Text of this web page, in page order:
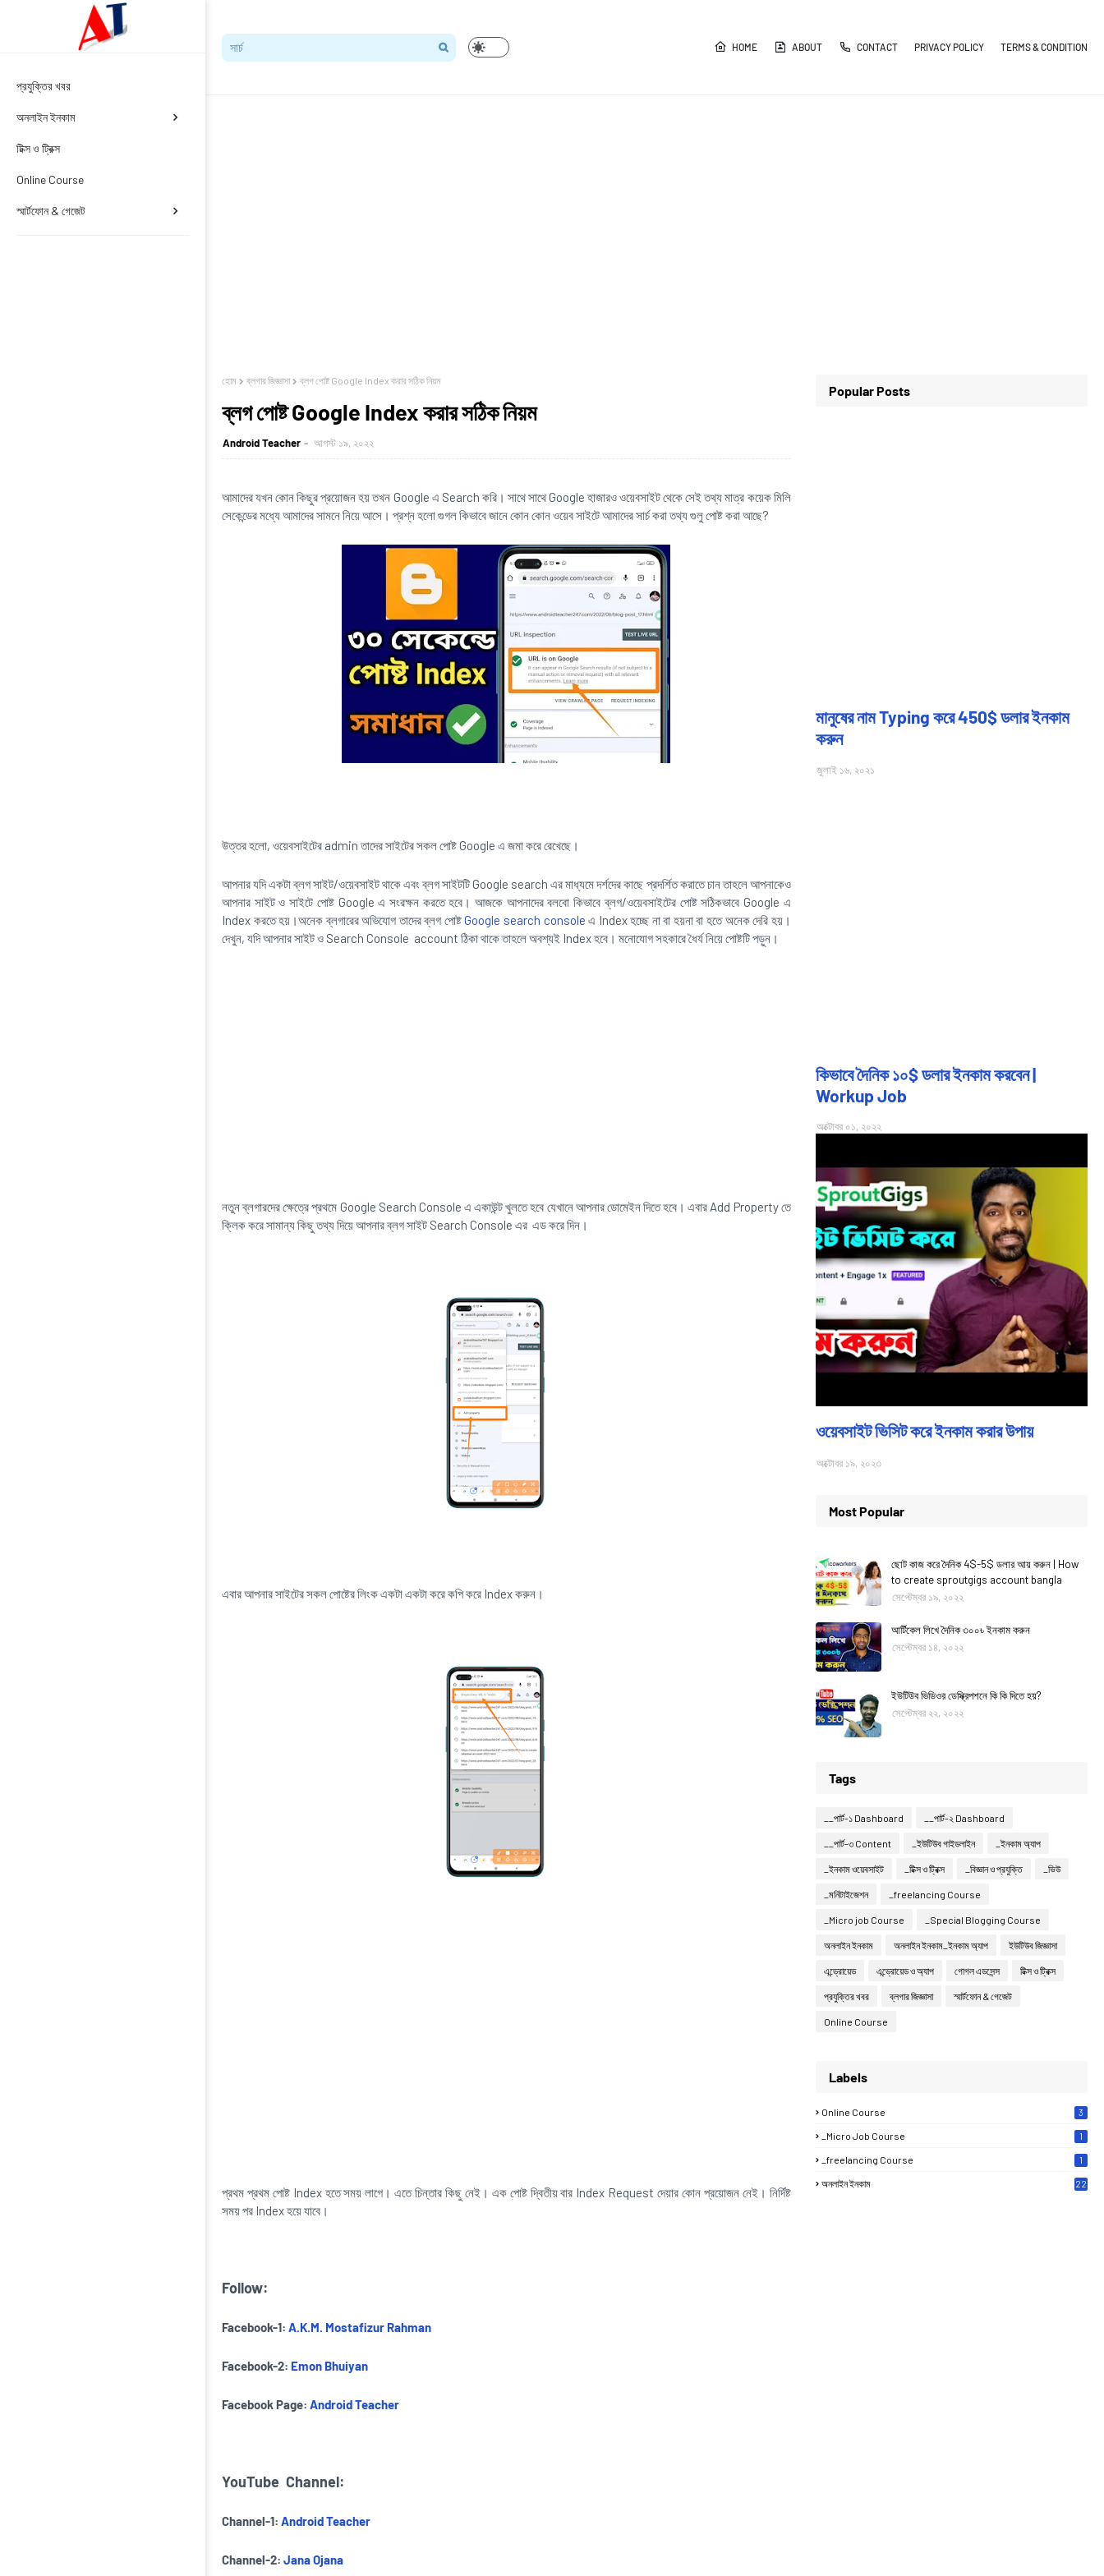
প্রযুক্তির খবর
অনলাইন ইনকাম
টিক্স ও ট্রিক্স
Online Course
স্মার্টফোন & গেজেট
HOME ABOUT CONTACT PRIVACY POLICY TERMS & CONDITION
হোম ব্লগার জিজ্ঞাসা ব্লগ পোষ্ট Google Index করার সঠিক নিয়ম
ব্লগ পোষ্ট Google Index করার সঠিক নিয়ম
Android Teacher আগস্ট ১৯, ২০২২
আমাদের যখন কোন কিছুর প্রয়োজন হয় তখন Google এ Search করি। সাথে সাথে Google হাজারও ওয়েবসাইট থেকে সেই তথ্য মাত্র কয়েক মিলি
সেকেন্ডের মধ্যে আমাদের সামনে নিয়ে আসে। প্রশ্ন হলো গুগল কিভাবে জানে কোন কোন ওয়েব সাইটে আমাদের সার্চ করা তথ্য গুলু পোষ্ট করা আছে?
উত্তর হলো, ওয়েবসাইটের admin তাদের সাইটের সকল পোষ্ট Google এ জমা করে রেখেছে।
আপনার যদি একটা ব্লগ সাইট/ওয়েবসাইট থাকে এবং ব্লগ সাইটটি Google search এর মাধ্যমে দর্শদের কাছে প্রদর্শিত করাতে চান তাহলে আপনাকেও
আপনার সাইট ও সাইটে পোষ্ট Google এ সংরক্ষন করতে হবে। আজকে আপনাদের বলবো কিভাবে ব্লগ/ওয়েবসাইটের পোষ্ট সঠিকভাবে Google এ
Index করতে হয়।অনেক ব্লগারের অভিযোগ তাদের ব্লগ পোষ্টGoogle search console এ Index হচ্ছে না বা হয়না বা হতে অনেক দেরি হয়।
দেখুন, যদি আপনার সাইট ও Search Console account ঠিকা থাকে তাহলে অবশ্যই Index হবে। মনোযোগ সহকারে ধৈর্য নিয়ে পোষ্টটি পড়ুন।
নতুন ব্লগারদের ক্ষেত্রে প্রথমে Google Search Console এ একাউন্ট খুলতে হবে যেখানে আপনার ডোমেইন দিতে হবে। এবার Add Property তে
ক্লিক করে সামান্য কিছু তথ্য দিয়ে আপনার ব্লগ সাইট Search Console এর এড করে দিন।
এবার আপনার সাইটের সকল পোষ্টের লিংক একটা একটা করে কপি করে Index করুন।
প্রথম প্রথম পোষ্ট Index হতে সময় লাগে। এতে চিন্তার কিছু নেই। এক পোষ্ট দ্বিতীয় বার Index Request দেয়ার কোন প্রয়োজন নেই। নির্দিষ্ট
সময় পর Index হয়ে যাবে।
Follow:
Facebook-1: A.K.M. Mostafizur Rahman
Facebook-2: Emon Bhuiyan
Facebook Page: Android Teacher
YouTube Channel:
Channel-1: Android Teacher
Channel-2: Jana Ojana
Popular Posts
মানুষের নাম Typing করে 450$ ডলার ইনকাম
করুন
জুলাই ১৬, ২০২১
কিভাবে দৈনিক ১০$ ডলার ইনকাম করবেন |
Workup Job
অক্টোবর ০১, ২০২২
ওয়েবসাইট ভিসিট করে ইনকাম করার উপায়
অক্টোবর ১৯, ২০২৩
Most Popular
ছোট কাজ করে দৈনিক 4$-5$ ডলার আয় করুন | How
to create sproutgigs account bangla
সেপ্টেম্বর ১৯, ২০২২
আর্টিকেল লিখে দৈনিক ৩০০৳ ইনকাম করুন
সেপ্টেম্বর ১৪, ২০২২
ইউটিউব ভিডিওর ডেস্ক্রিপশনে কি কি দিতে হয়?
সেপ্টেম্বর ২২, ২০২২
Tags
__পার্ট-১ Dashboard __পার্ট-২ Dashboard
__পার্ট-৩ Content _ইউটিউব গাইডলাইন _ইনকাম অ্যাপ
_ইনকাম ওয়েবসাইট _টিক্স ও ট্রিক্স _বিজ্ঞান ও প্রযুক্তি _ভিউ
_মনিটাইজেশন _freelancing Course
_Micro job Course _Special Blogging Course
অনলাইন ইনকাম অনলাইন ইনকাম_ইনকাম অ্যাপ ইউটিউব জিজ্ঞাসা
এন্ড্রোয়েড এন্ড্রোয়েড ও অ্যাপ গোগল এডসেন্স টিক্স ও ট্রিক্স
প্রযুক্তির খবর ব্লগার জিজ্ঞাসা স্মার্টফোন & গেজেট
Online Course
Labels
Online Course 3
_Micro Job Course 1
_freelancing Course 1
অনলাইন ইনকাম
22